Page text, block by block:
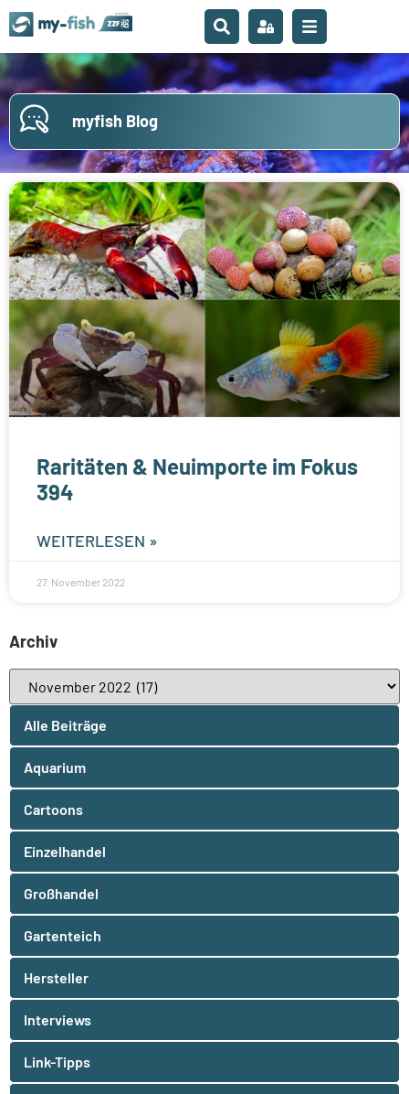
myfish Blog
Raritäten & Neuimporte im Fokus
394
WEITERLESEN »
27. November 2022
Archiv
Alle Beiträge
Aquarium
Cartoons
Einzelhandel
Großhandel
Gartenteich
Hersteller
Interviews
Link-Tipps